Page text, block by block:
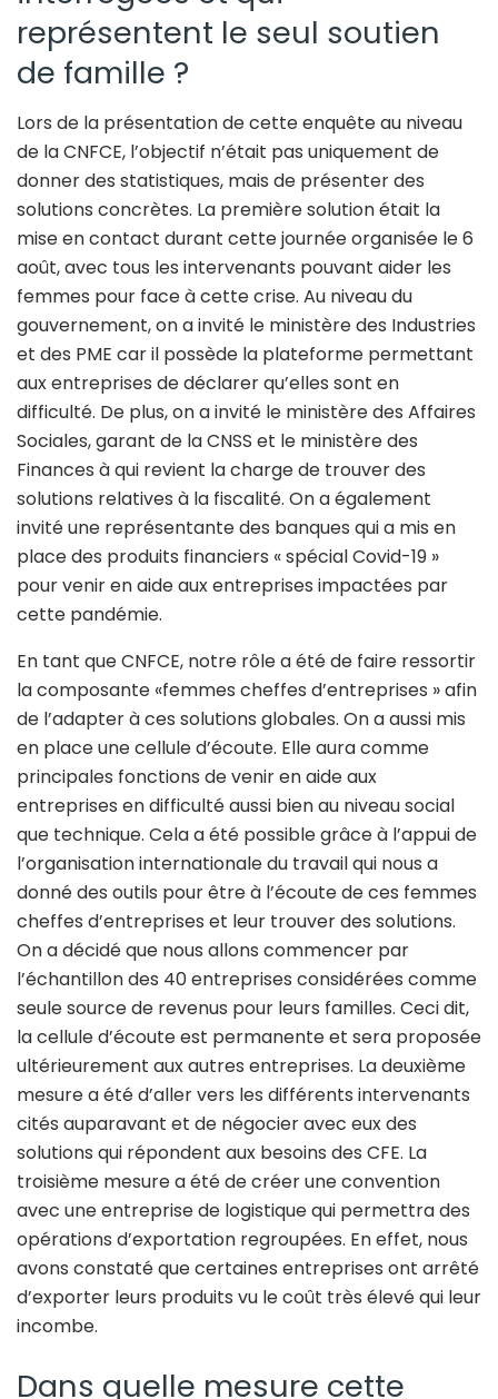
représentent le seul soutien
de famille ?
Lors de la présentation de cette enquête au niveau
de la CNFCE, l’objectif n’était pas uniquement de
donner des statistiques, mais de présenter des
solutions concrètes. La première solution était la
mise en contact durant cette journée organisée le 6
août, avec tous les intervenants pouvant aider les
femmes pour face à cette crise. Au niveau du
gouvernement, on a invité le ministère des Industries
et des PME car il possède la plateforme permettant
aux entreprises de déclarer qu’elles sont en
difficulté. De plus, on a invité le ministère des Affaires
Sociales, garant de la CNSS et le ministère des
Finances à qui revient la charge de trouver des
solutions relatives à la fiscalité. On a également
invité une représentante des banques qui a mis en
place des produits financiers « spécial Covid-19 »
pour venir en aide aux entreprises impactées par
cette pandémie.
En tant que CNFCE, notre rôle a été de faire ressortir
la composante «femmes cheffes d’entreprises » afin
de l’adapter à ces solutions globales. On a aussi mis
en place une cellule d’écoute. Elle aura comme
principales fonctions de venir en aide aux
entreprises en difficulté aussi bien au niveau social
que technique. Cela a été possible grâce à l’appui de
l’organisation internationale du travail qui nous a
donné des outils pour être à l’écoute de ces femmes
cheffes d’entreprises et leur trouver des solutions.
On a décidé que nous allons commencer par
l’échantillon des 40 entreprises considérées comme
seule source de revenus pour leurs familles. Ceci dit,
la cellule d’écoute est permanente et sera proposée
ultérieurement aux autres entreprises. La deuxième
mesure a été d’aller vers les différents intervenants
cités auparavant et de négocier avec eux des
solutions qui répondent aux besoins des CFE. La
troisième mesure a été de créer une convention
avec une entreprise de logistique qui permettra des
opérations d’exportation regroupées. En effet, nous
avons constaté que certaines entreprises ont arrêté
d’exporter leurs produits vu le coût très élevé qui leur
incombe.
Dans quelle mesure cette